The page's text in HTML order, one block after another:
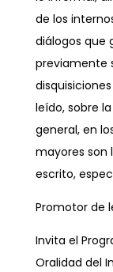
de los
diálogos que
previamente
leído, sobre
general, en
mayores son
escrito,
Promotor de
Invita el
Oralidad del